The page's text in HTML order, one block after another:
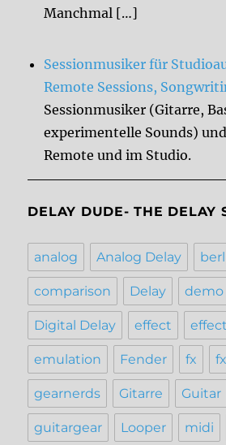
Manchmal […]
Sessionmusiker für
Remote Sessions,
Sessionmusiker (Gitarre,
experimentelle Sounds)
Remote und im Studio.
DELAY DUDE- THE DELAY
analog Analog Delay
comparison Delay demo
Digital Delay effect
emulation Fender fx
gearnerds Gitarre Guitar
guitargear Looper midi